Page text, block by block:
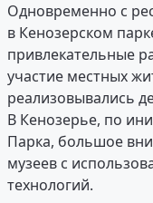
Одновременно с
в Кенозерском
привлекательные
участие местных
реализовывались
В Кенозерье, по
Парка, большое
музеев с
технологий.